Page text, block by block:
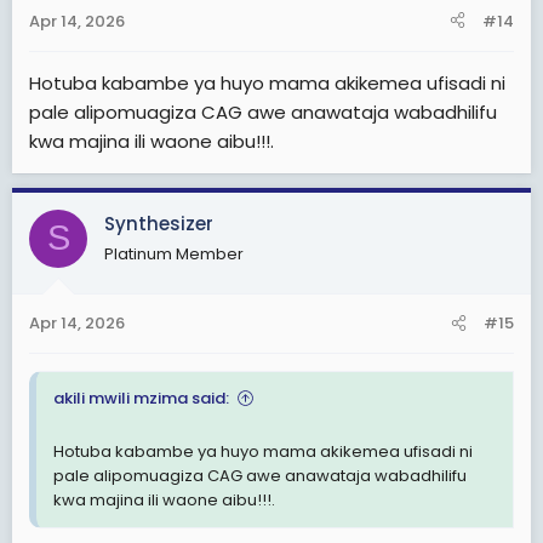
Apr 14, 2026 #14
Hotuba kabambe ya huyo mama akikemea ufisadi ni
pale alipomuagiza CAG awe anawataja wabadhilifu
kwa majina ili waone aibu!!!.
S Synthesizer
Platinum Member
Apr 14, 2026 #15
akili mwili mzima said:
Hotuba kabambe ya huyo mama akikemea ufisadi ni
pale alipomuagiza CAG awe anawataja wabadhilifu
kwa majina ili waone aibu!!!.